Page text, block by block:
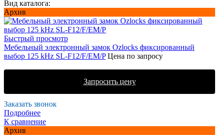
Вид каталога:
Архив
Быстрый просмотр
Мебельный электронный замок Ozlocks фиксированный
выбор 125 kHz SL-F12/F/EM/P Цена по запросу
Запросить цену
Заказать звонок
Подробнее
К сравнение
Архив